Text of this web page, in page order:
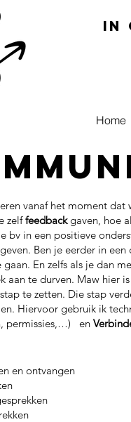
In
Home
vanaf het moment
zelffeedback gaven, hoe
bv in een positieve
Ben je eerder in
gaan. En zelfs als je dan
aan te durven. Maw hier
te zetten. Die stap
Hiervoor gebruik ik
permissies,…) en
en ontvangen